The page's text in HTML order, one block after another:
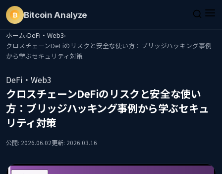
₿ Bitcoin Analyze
ホーム›DeFi・Web3›
クロスチェーンDeFiのリスクと安全な使い方：ブリッジハッキング事例
から学ぶセキュリティ対策
DeFi・Web3
クロスチェーンDeFiのリスクと安全な使い
方：ブリッジハッキング事例から学ぶセキュ
リティ対策
公開: 2026.06.02更新: 2026.03.16